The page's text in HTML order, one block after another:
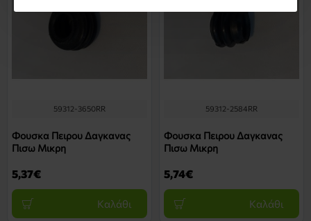
59312-3650RR
Φουσκα Πειρου Δαγκανας
Πισω Μικρη
5,37€
Καλάθι
59312-2584RR
Φουσκα Πειρου Δαγκανας
Πισω Μικρη
5,74€
Καλάθι